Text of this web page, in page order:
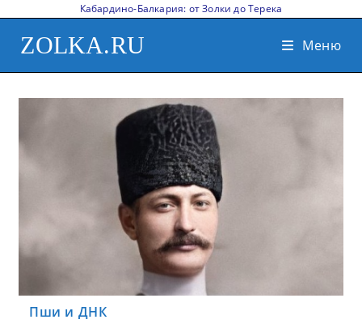
Кабардино-Балкария: от Золки до Терека
ZOLKA.RU Меню
Пши и ДНК